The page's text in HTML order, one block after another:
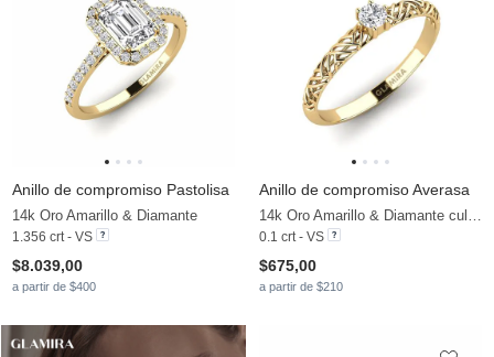
Anillo de compromiso Pastolisa
14k Oro Amarillo & Diamante
1.356 crt - VS
$8.039,00
a partir de $400
Anillo de compromiso Averasa
14k Oro Amarillo & Diamante cultivado en laboratorio
0.1 crt - VS
$675,00
a partir de $210